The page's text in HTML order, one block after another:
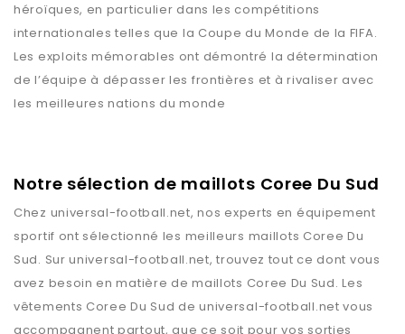
héroïques, en particulier dans les compétitions
internationales telles que la Coupe du Monde de la FIFA.
Les exploits mémorables ont démontré la détermination
de l’équipe à dépasser les frontières et à rivaliser avec
les meilleures nations du monde
Notre sélection de maillots Coree Du Sud
Chez universal-football.net, nos experts en équipement
sportif ont sélectionné les meilleurs maillots Coree Du
Sud. Suruniversal-football.net, trouvez tout ce dont vous
avez besoin en matière de maillots Coree Du Sud. Les
vêtements Coree Du Sud deuniversal-football.net vous
accompagnent partout, que ce soit pour vos sorties